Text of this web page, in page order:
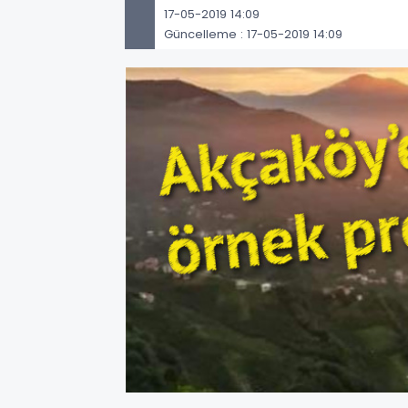
17-05-2019 14:09
Güncelleme : 17-05-2019 14:09